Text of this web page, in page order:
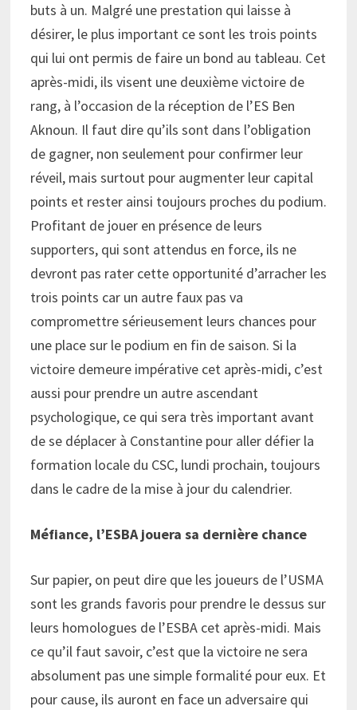
buts à un. Malgré une prestation qui laisse à
désirer, le plus important ce sont les trois points
qui lui ont permis de faire un bond au tableau. Cet
après-midi, ils visent une deuxième victoire de
rang, à l’occasion de la réception de l’ES Ben
Aknoun. Il faut dire qu’ils sont dans l’obligation
de gagner, non seulement pour confirmer leur
réveil, mais surtout pour augmenter leur capital
points et rester ainsi toujours proches du podium.
Profitant de jouer en présence de leurs
supporters, qui sont attendus en force, ils ne
devront pas rater cette opportunité d’arracher les
trois points car un autre faux pas va
compromettre sérieusement leurs chances pour
une place sur le podium en fin de saison. Si la
victoire demeure impérative cet après-midi, c’est
aussi pour prendre un autre ascendant
psychologique, ce qui sera très important avant
de se déplacer à Constantine pour aller défier la
formation locale du CSC, lundi prochain, toujours
dans le cadre de la mise à jour du calendrier.
Méfiance, l’ESBA jouera sa dernière chance
Sur papier, on peut dire que les joueurs de l’USMA
sont les grands favoris pour prendre le dessus sur
leurs homologues de l’ESBA cet après-midi. Mais
ce qu’il faut savoir, c’est que la victoire ne sera
absolument pas une simple formalité pour eux. Et
pour cause, ils auront en face un adversaire qui